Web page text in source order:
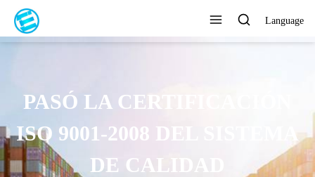
Language
PASÓ LA CERTIFICACIÓN
ISO 9001-2008 DEL SISTEMA
DE CALIDAD